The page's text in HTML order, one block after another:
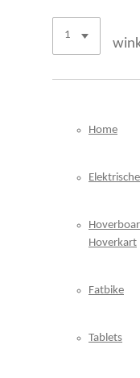
Home
Hoverkart
Fatbike
Tablets